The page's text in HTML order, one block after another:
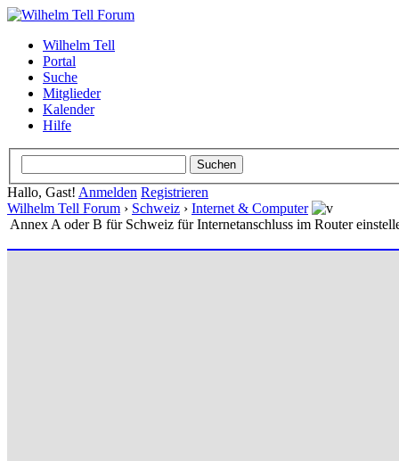
Wilhelm Tell
Portal
Suche
Mitglieder
Kalender
Hilfe
Hallo, Gast! Anmelden Registrieren
Wilhelm Tell Forum › Schweiz › Internet & Computer
Annex A oder B für Schweiz für Internetanschluss im Router